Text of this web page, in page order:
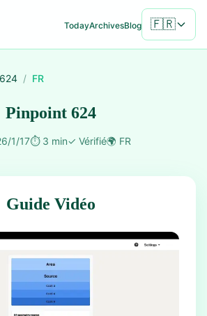
TodayArchivesBlog 🇫🇷
624 / FR
Pinpoint 624
1/17⏱️ 3 min✓ Vérifié🌍 FR
Guide Vidéo